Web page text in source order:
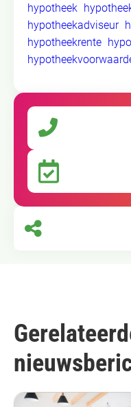
hypotheek
hypotheekadviseur
hypotheekrente